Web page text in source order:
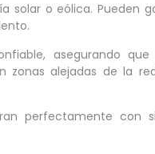
o eólica. Pueden
asegurando que
alejadas de la
perfectamente con